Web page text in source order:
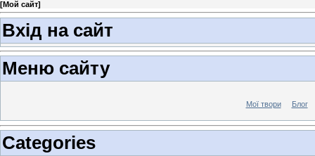
[Мой сайт]
Вхід на сайт
Меню сайту
Мої твори Блог
Categories